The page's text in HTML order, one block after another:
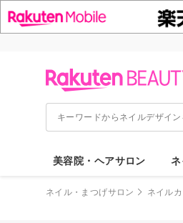
美容院・ヘアサロン
ネイル・まつげサロン ネイル